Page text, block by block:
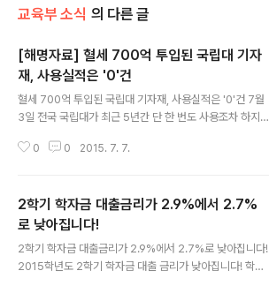
교육부 소식 의 다른 글
[해명자료] 혈세 700억 투입된 국립대 기자
재, 사용실적은 '0'건
혈세 700억 투입된 국립대 기자재, 사용실적은 '0'건 7월
3일 전국 국립대가 최근 5년간 단 한 번도 사용조차 하지
규모라는 머니투데이 보도와 관련, 교육부는 2010～201
유에 기인함을 말씀드립니다. 사업의 효율적 집행관리를
위하여 기자재 구매연도 활용유무 관리 중에 있습니다. 교
육부는 기자재가 효율적으로 활용되고 관리될 수 있도록
연구장비담당자 배치현황을 파악하고 공동활용도 평가지
0 0 2015. 7. 7.
2학기 학자금 대출금리가 2.9%에서 2.7%
로 낮아집니다!
2학기 학자금 대출금리가 2.9%에서 2.7%로 낮아집니다!
2015학년도 2학기 학자금 대출 금리가 낮아집니다! 학자